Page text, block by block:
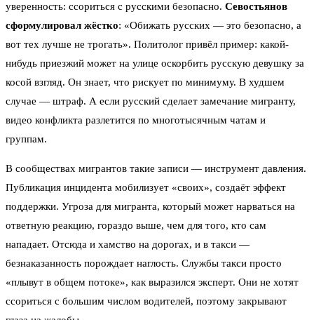
уверенность: ссориться с русскими безопасно. Севостьянов
сформулировал жёстко: «Обижать русских — это безопасно, а
вот тех лучше не трогать». Политолог привёл пример: какой-
нибудь приезжий может на улице оскорбить русскую девушку за
косой взгляд. Он знает, что рискует по минимуму. В худшем
случае — штраф. А если русский сделает замечание мигранту,
видео конфликта разлетится по многотысячным чатам и
группам.
В сообществах мигрантов такие записи — инструмент давления.
Публикация инцидента мобилизует «своих», создаёт эффект
поддержки. Угроза для мигранта, который может нарваться на
ответную реакцию, гораздо выше, чем для того, кто сам
нападает. Отсюда и хамство на дорогах, и в такси —
безнаказанность порождает наглость. Службы такси просто
«плывут в общем потоке», как выразился эксперт. Они не хотят
ссориться с большим числом водителей, поэтому закрывают